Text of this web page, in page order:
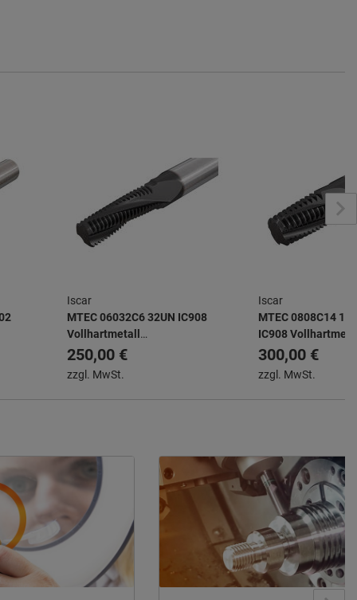
Iscar
MTEC 06032C6 32UN IC908
Vollhartmetall
Gewindefräster UN für
Innengewinde
250,00 €
zzgl. MwSt.
Iscar
MTEC 0808C14
IC908
Gewindefräser für
Herstellung von
oder
300,00 €
zzgl. MwSt.